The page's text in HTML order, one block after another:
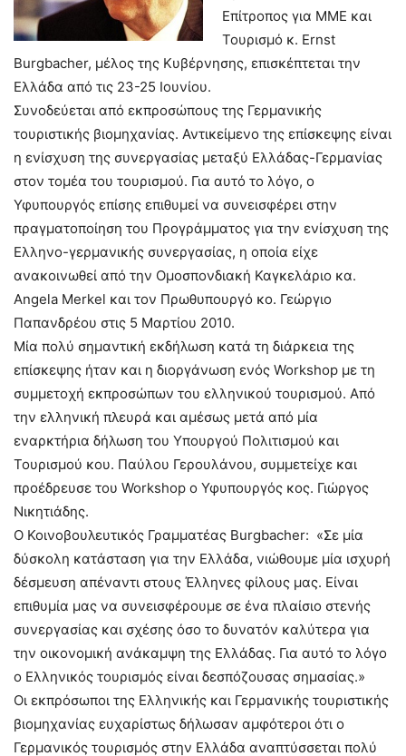
Επίτροπος για ΜΜΕ και
Τουρισμό κ. Ernst
Burgbacher, μέλος της Κυβέρνησης, επισκέπτεται την
Ελλάδα από τις 23-25 Ιουνίου.
Συνοδεύεται από εκπροσώπους της Γερμανικής
τουριστικής βιομηχανίας. Αντικείμενο της επίσκεψης είναι
η ενίσχυση της συνεργασίας μεταξύ Ελλάδας-Γερμανίας
στον τομέα του τουρισμού. Για αυτό το λόγο, ο
Υφυπουργός επίσης επιθυμεί να συνεισφέρει στην
πραγματοποίηση του Προγράμματος για την ενίσχυση της
Ελληνο-γερμανικής συνεργασίας, η οποία είχε
ανακοινωθεί από την Ομοσπονδιακή Καγκελάριο κα.
Angela Merkel και τον Πρωθυπουργό κο. Γεώργιο
Παπανδρέου στις 5 Μαρτίου 2010.
Μία πολύ σημαντική εκδήλωση κατά τη διάρκεια της
επίσκεψης ήταν και η διοργάνωση ενός Workshop με τη
συμμετοχή εκπροσώπων του ελληνικού τουρισμού. Από
την ελληνική πλευρά και αμέσως μετά από μία
εναρκτήρια δήλωση του Υπουργού Πολιτισμού και
Τουρισμού κου. Παύλου Γερουλάνου, συμμετείχε και
προέδρευσε του Workshop ο Υφυπουργός κος. Γιώργος
Νικητιάδης.
Ο Κοινοβουλευτικός Γραμματέας Burgbacher: «Σε μία
δύσκολη κατάσταση για την Ελλάδα, νιώθουμε μία ισχυρή
δέσμευση απέναντι στους Έλληνες φίλους μας. Είναι
επιθυμία μας να συνεισφέρουμε σε ένα πλαίσιο στενής
συνεργασίας και σχέσης όσο το δυνατόν καλύτερα για
την οικονομική ανάκαμψη της Ελλάδας. Για αυτό το λόγο
ο Ελληνικός τουρισμός είναι δεσπόζουσας σημασίας.»
Οι εκπρόσωποι της Ελληνικής και Γερμανικής τουριστικής
βιομηχανίας ευχαρίστως δήλωσαν αμφότεροι ότι ο
Γερμανικός τουρισμός στην Ελλάδα αναπτύσσεται πολύ